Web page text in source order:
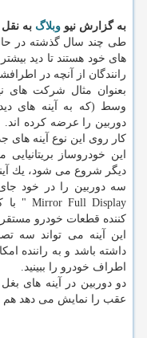
به گزارش نیو وبلاگ به نقل
طی چند سال گذشته در حال
های خود هستند تا دید
رانندگان از آنچه در
وسط (كه به آینه های
دوربین را عرضه كرده
كار روی این نوع آینه های
دیگر شروع می شود، یك
كننده قطعات خودرو
این آینه می تواند سه
داشته باشد و به راننده
اطراف خودرو را ببینید.
دو دوربین در آینه های
عقب را نمایش می دهد